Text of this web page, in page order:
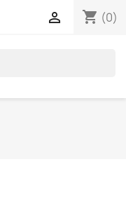
shopping_cart (0)
